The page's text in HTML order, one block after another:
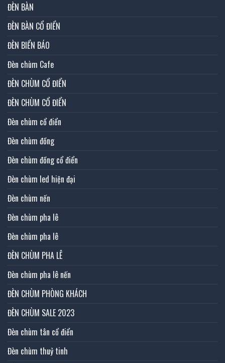
ĐÈN BÀN
ĐÈN BÀN CỔ ĐIỂN
ĐÈN BIỂN BÁO
Đèn chùm Cafe
ĐÈN CHÙM CỔ ĐIỂN
ĐÈN CHÙM CỔ ĐIỂN
Đèn chùm cổ điển
Đèn chùm đồng
Đèn chùm đồng cổ điển
Đèn chùm led hiện đại
Đèn chùm nến
Đèn chùm pha lê
Đèn chùm pha lê
ĐÈN CHÙM PHA LÊ
Đèn chùm pha lê nến
ĐÈN CHÙM PHÒNG KHÁCH
ĐÈN CHÙM SALE 2023
Đèn chùm tân cổ điển
Đèn chùm thuỷ tinh